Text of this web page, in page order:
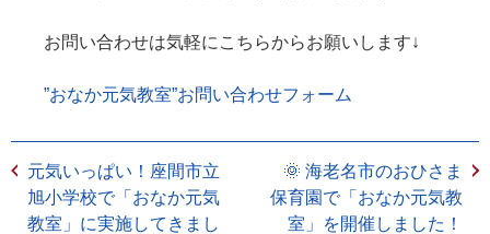
お問い合わせは気軽にこちらからお願いします↓
”おなか元気教室”お問い合わせフォーム
元気いっぱい！座間市立
旭小学校で「おなか元気
教室」に実施してきまし
🌞 海老名市のおひさま
保育園で「おなか元気教
室」を開催しました！